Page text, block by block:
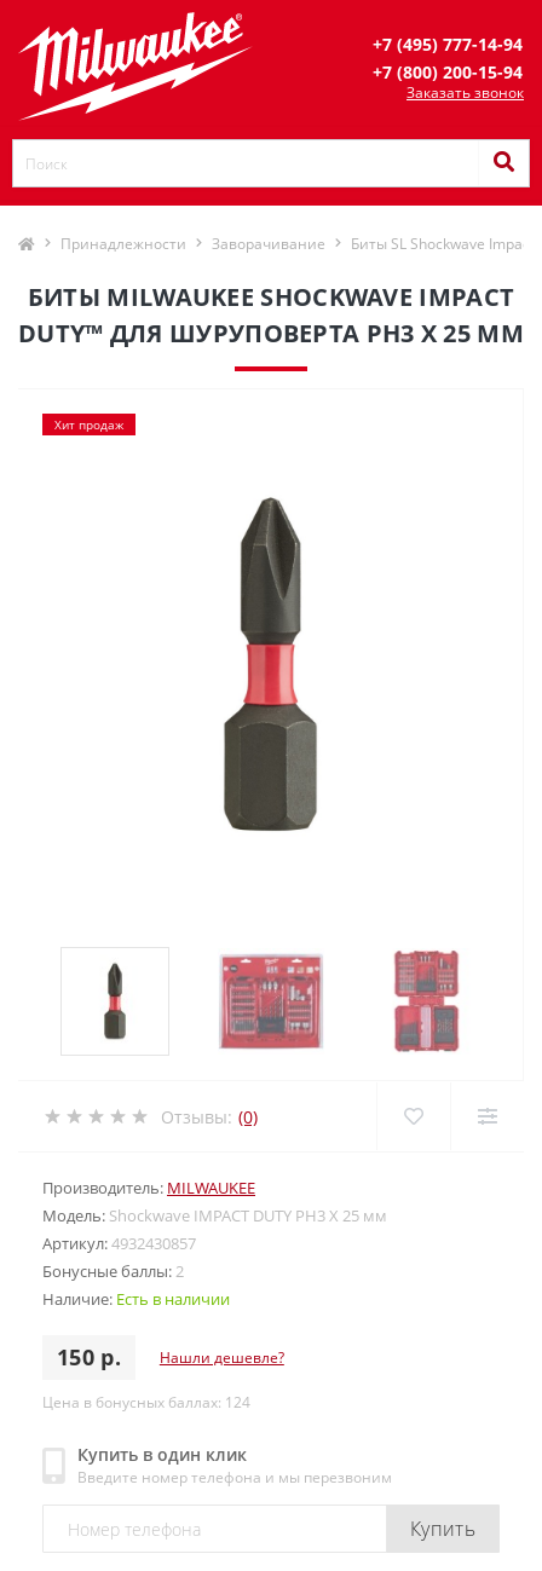
+7 (495) 777-14-94
+7 (800) 200-15-94
Заказать звонок
Принадлежности Заворачивание Биты SL Shockwave Impact
БИТЫ MILWAUKEE SHOCKWAVE IMPACT
DUTY™ ДЛЯ ШУРУПОВЕРТА PH3 X 25 ММ
Хит продаж
Отзывы: (0)
Производитель: MILWAUKEE
Модель: Shockwave IMPACT DUTY PH3 X 25 мм
Артикул:4932430857
Бонусные баллы:2
Наличие: Есть в наличии
150 р. Нашли дешевле?
Цена в бонусных баллах: 124
Купить в один клик
Введите номер телефона и мы перезвоним
Купить